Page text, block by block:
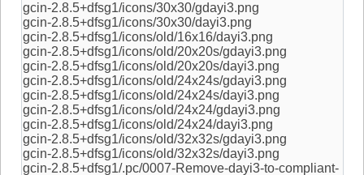
gcin-2.8.5+dfsg1/icons/30x30/gdayi3.png
gcin-2.8.5+dfsg1/icons/30x30/dayi3.png
gcin-2.8.5+dfsg1/icons/old/16x16/dayi3.png
gcin-2.8.5+dfsg1/icons/old/20x20s/gdayi3.png
gcin-2.8.5+dfsg1/icons/old/20x20s/dayi3.png
gcin-2.8.5+dfsg1/icons/old/24x24s/gdayi3.png
gcin-2.8.5+dfsg1/icons/old/24x24s/dayi3.png
gcin-2.8.5+dfsg1/icons/old/24x24/gdayi3.png
gcin-2.8.5+dfsg1/icons/old/24x24/dayi3.png
gcin-2.8.5+dfsg1/icons/old/32x32s/gdayi3.png
gcin-2.8.5+dfsg1/icons/old/32x32s/dayi3.png
gcin-2.8.5+dfsg1/.pc/0007-Remove-dayi3-to-compliant-